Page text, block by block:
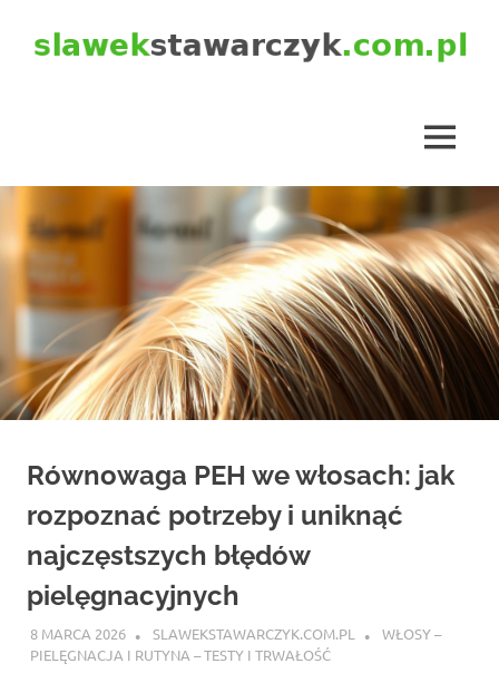
MENU
Równowaga PEH we włosach: jak
rozpoznać potrzeby i uniknąć
najczęstszych błędów
pielęgnacyjnych
8 MARCA 2026 SLAWEKSTAWARCZYK.COM.PL
WŁOSY –
PIELĘGNACJA I RUTYNA – TESTY I TRWAŁOŚĆ